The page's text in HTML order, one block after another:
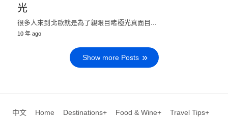
光
很多人來到北歐就是為了親眼目睹極光真面目...
10 年 ago
Show more Posts
中文 Home Destinations+ Food & Wine+ Travel Tips+